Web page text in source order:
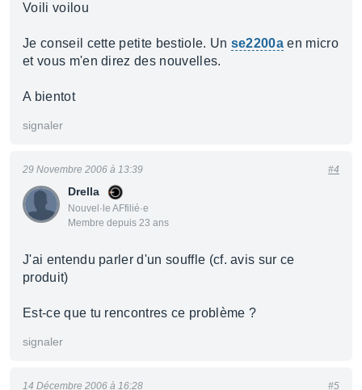
Voili voilou
Je conseil cette petite bestiole. Un se2200a en micro
et vous m'en direz des nouvelles.
A bientot
signaler
Drella
Nouvel·le AFfilié·e
Membre depuis 23 ans
29 Novembre 2006 à 13:39 #4
J'ai entendu parler d'un souffle (cf. avis sur ce
produit)
Est-ce que tu rencontres ce problème ?
signaler
14 Décembre 2006 à 16:28 #5